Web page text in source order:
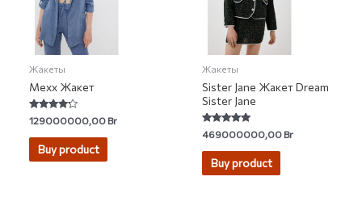
Жакеты
Mexx Жакет
Rated
4.00
out of 5
129000000,00Br
Buy product
Жакеты
Sister Jane Жакет Dream
Sister Jane
Rated
5.00
out of 5
469000000,00Br
Buy product